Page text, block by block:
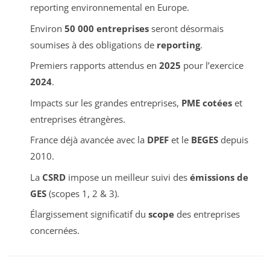
reporting environnemental en Europe.
Environ 50 000 entreprisesseront désormais
soumises à des obligations de reporting.
Premiers rapports attendus en 2025 pour l’exercice
2024.
Impacts sur les grandes entreprises, PME cotéeset
entreprises étrangères.
France déjà avancée avec la DPEFet le BEGESdepuis
2010.
La CSRDimpose un meilleur suivi des émissions de
GES(scopes 1, 2 & 3).
Élargissement significatif du scopedes entreprises
concernées.